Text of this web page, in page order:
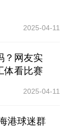
2025-04-11
？网友实
体看比赛
2025-04-11
港球迷群